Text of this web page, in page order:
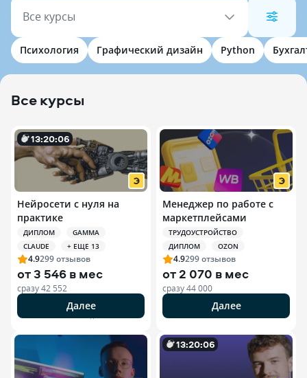
Все курсы
Психология Графический дизайн Python
Все курсы
13:20:04
Нейросети с нуля на
практике
ДИПЛОМ
GAMMA
CLAUDE
+ ЕЩЕ 13
4.9299отзывов
от3 546 в мес
сразу42 552
Далее
Менеджер по работе с
маркетплейсами
ТРУДОУСТРОЙСТВО
ДИПЛОМ
OZON
4.9299отзывов
от2 070 в мес
сразу44 000
Далее
13:20:04